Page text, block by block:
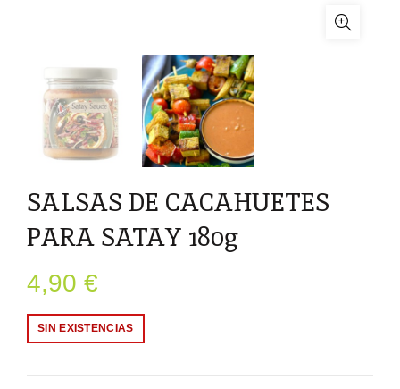
SALSAS DE CACAHUETES
PARA SATAY 180g
4,90 €
SIN EXISTENCIAS